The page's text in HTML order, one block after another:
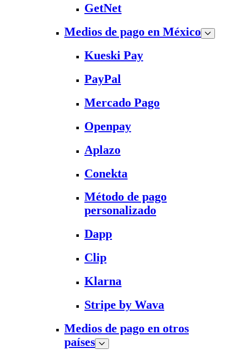
GetNet
Medios de pago en México
Kueski Pay
PayPal
Mercado Pago
Openpay
Aplazo
Conekta
Método de pago
personalizado
Dapp
Clip
Klarna
Stripe by Wava
Medios de pago en otros
países